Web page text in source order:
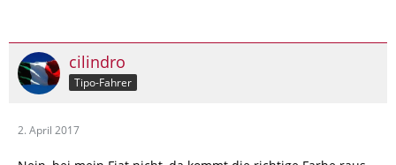
cilindro
Tipo-Fahrer
2. April 2017